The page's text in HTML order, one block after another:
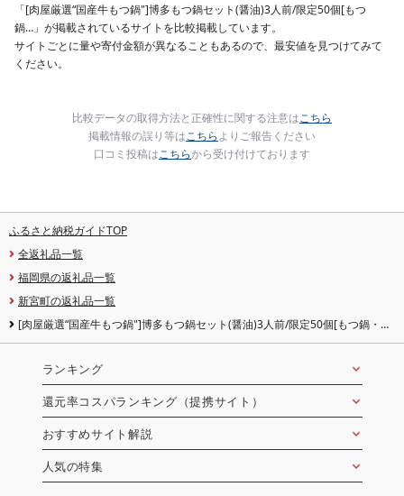
「[肉屋厳選“国産牛もつ鍋"]博多もつ鍋セット(醤油)3人前/限定50個[もつ
鍋…」が掲載されているサイトを比較掲載しています。
サイトごとに量や寄付金額が異なることもあるので、最安値を見つけてみて
ください。
比較データの取得方法と正確性に関する注意はこちら
掲載情報の誤り等はこちらよりご報告ください
口コミ投稿はこちらから受け付けております
ふるさと納税ガイドTOP
全返礼品一覧
福岡県の返礼品一覧
新宮町の返礼品一覧
[肉屋厳選“国産牛もつ鍋"]博多もつ鍋セット(醤油)3人前/限定50個[もつ鍋・醤
ランキング
還元率コスパランキング（提携サイト）
おすすめサイト解説
人気の特集